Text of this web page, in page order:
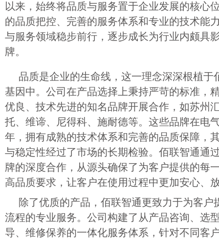
以来，始终将品质与服务置于企业发展的核心
的品质把控、完善的服务体系和专业的技术能
与服务领域稳步前行，逐步成长为行业内颇具
牌。
品质是企业的生命线，这一理念深深根植于
基因中。公司在产品选择上秉持严苛的标准，
优良、技术先进的知名品牌开展合作，如苏州
托、维谛、尼得科、施耐德等。这些品牌在电
年，拥有成熟的技术体系和完善的品质保障，
与稳定性经过了市场的长期检验。佰联智通通
牌的深度合作，从源头确保了为客户提供的每
高品质要求，让客户在使用过程中更加安心、
除了优质的产品，佰联智通更致力于为客户
流程的专业服务。公司构建了从产品咨询、选
导、维修保养的一体化服务体系，针对不同客